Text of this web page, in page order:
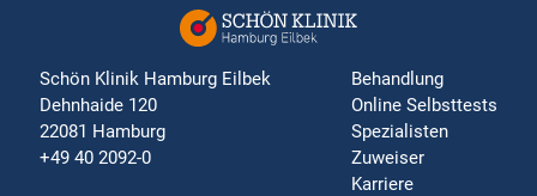
Schön Klinik Hamburg Eilbek
Dehnhaide 120
22081 Hamburg
+49 40 2092-0
Behandlung
Online Selbsttests
Spezialisten
Zuweiser
Karriere